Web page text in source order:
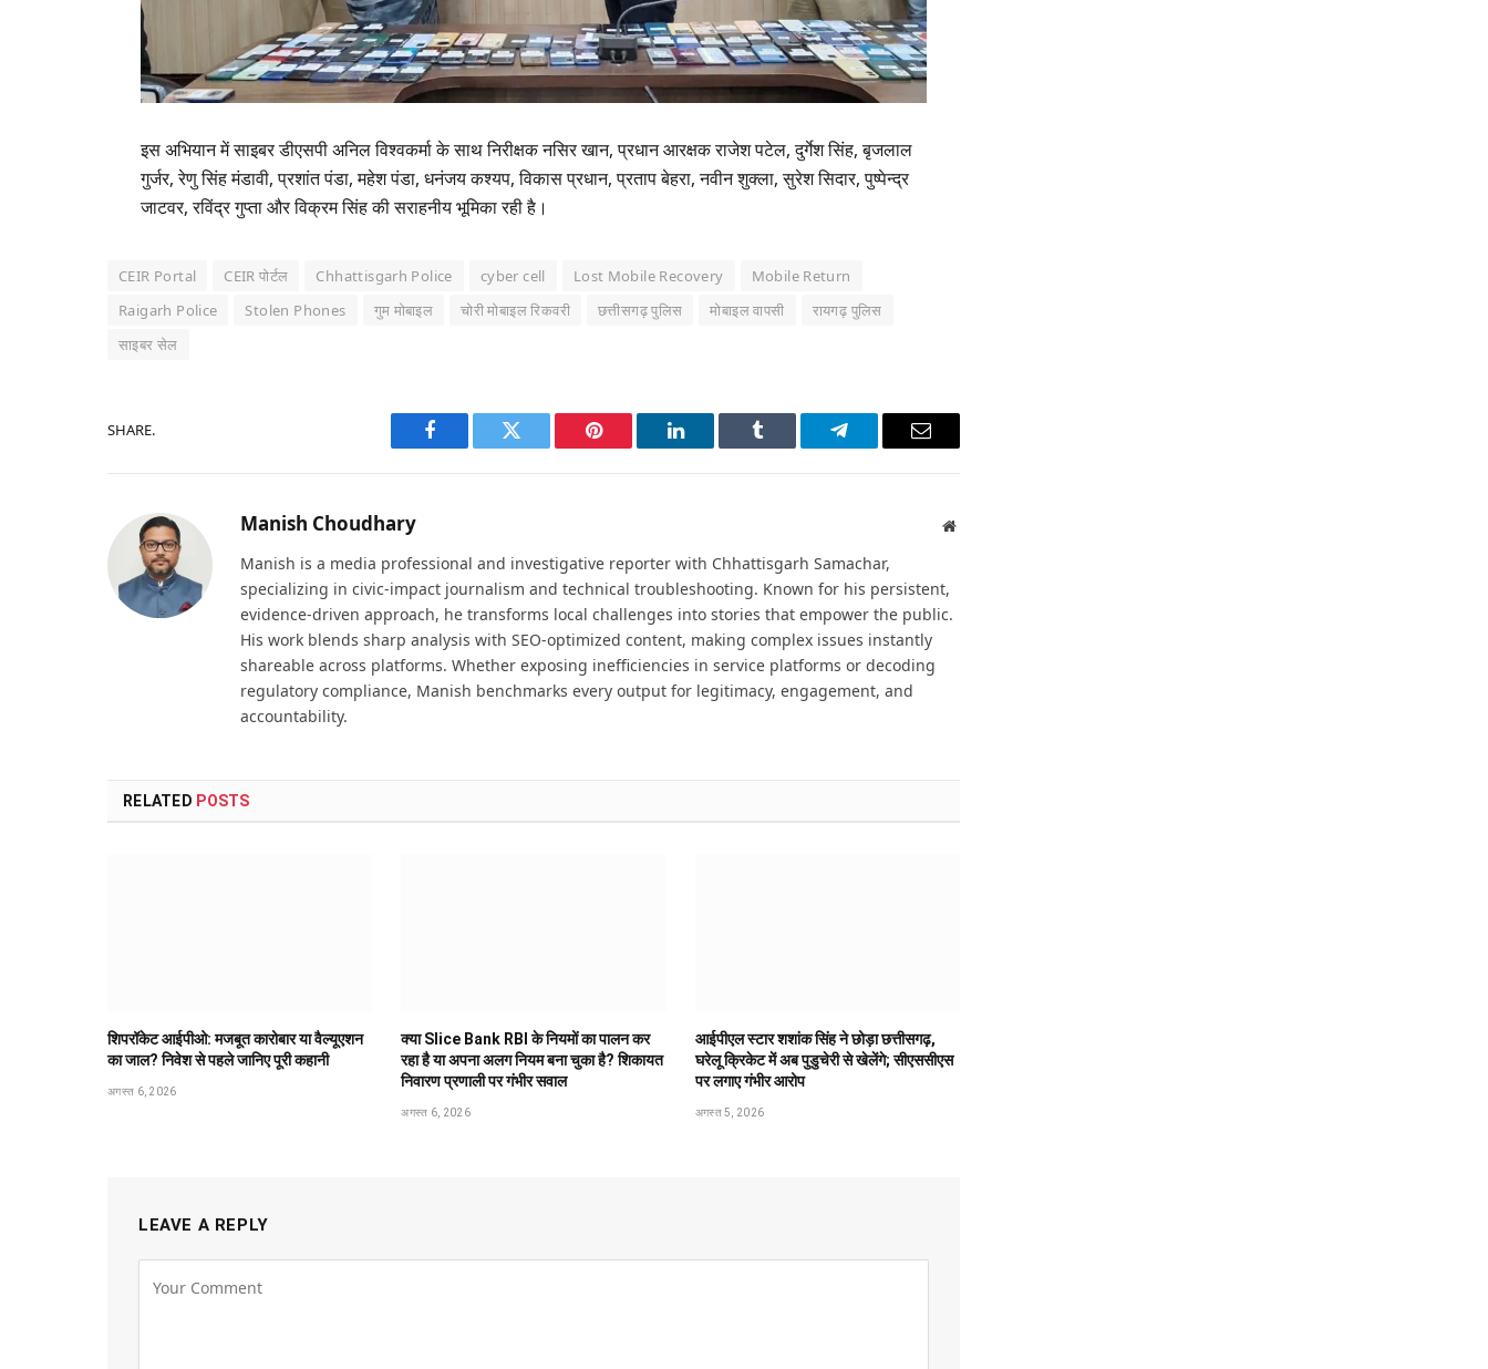
इस अभियान में साइबर डीएसपी अनिल विश्वकर्मा के साथ निरीक्षक नसिर खान, प्रधान आरक्षक राजेश पटेल, दुर्गेश सिंह, बृजलाल
गुर्जर, रेणु सिंह मंडावी, प्रशांत पंडा, महेश पंडा, धनंजय कश्यप, विकास प्रधान, प्रताप बेहरा, नवीन शुक्ला, सुरेश सिदार, पुष्पेन्द्र
जाटवर, रविंद्र गुप्ता और विक्रम सिंह की सराहनीय भूमिका रही है।
CEIR Portal CEIR पोर्टल Chhattisgarh Police cyber cell Lost Mobile Recovery
Mobile Return
Raigarh Police
Stolen Phones गुम मोबाइल चोरी मोबाइल रिकवरी छत्तीसगढ़ पुलिस मोबाइल वापसी
रायगढ़ पुलिस
साइबर सेल
SHARE.
Facebook Twitter Pinterest LinkedIn Tumblr Telegram Email
Manish Choudhary Website
Manish is a media professional and investigative reporter with Chhattisgarh Samachar,
specializing in civic-impact journalism and technical troubleshooting. Known for his persistent,
evidence-driven approach, he transforms local challenges into stories that empower the public.
His work blends sharp analysis with SEO-optimized content, making complex issues instantly
shareable across platforms. Whether exposing inefficiencies in service platforms or decoding
regulatory compliance, Manish benchmarks every output for legitimacy, engagement, and
accountability.
RELATED POSTS
शिपरॉकेट आईपीओ: मजबूत कारोबार या वैल्यूएशन
का जाल? निवेश से पहले जानिए पूरी कहानी
अगस्त 6, 2026
क्या Slice Bank RBI के नियमों का पालन कर
रहा है या अपना अलग नियम बना चुका है? शिकायत
निवारण प्रणाली पर गंभीर सवाल
अगस्त 6, 2026
आईपीएल स्टार शशांक सिंह ने छोड़ा छत्तीसगढ़,
घरेलू क्रिकेट में अब पुडुचेरी से खेलेंगे; सीएससीएस
पर लगाए गंभीर आरोप
अगस्त 5, 2026
LEAVE A REPLY